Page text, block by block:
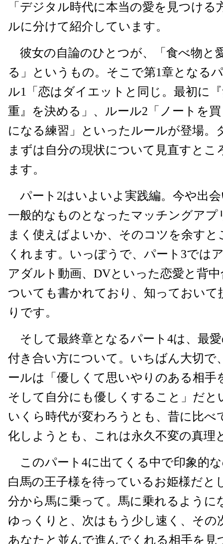
「デジタル時代に本当の愛を見つける
ルに分けて紹介しています。
彼女の自論のひとつが、「食べ物と
る」というもの。そこで第1章となる
ル1「恋はダイエットと同じ。最初に
重』を決める」、ルール2「ノートを
になる練習」といったルールが登場。
まずは自分の現状について見直すとこ
ます。
パート2はいよいよ実践編。今や出
一般的なものとなったマッチングア
まく使えばよいか、そのコツを余す
くれます。いっぽうで、パート3では
アダルト動画、DVといった恋愛と背
ついても書かれており、知っておいて
りです。
そして最終章となるパート4は、最
付き合い方について。いちばん大切で
ールは「優しくて思いやりのある相手
そして自分にも優しくすること」だと
いくら時代が変わろうとも、昔に比べ
化しようとも、これは永久不変の真理
このパート4に出てくる中で印象的
白馬の王子様を待っているお姫様だと
分から馬に乗って。馬に乗れるように
ゆっくりと、次はもう少し速く、その
あなたと並んで進んでくれる相手を見